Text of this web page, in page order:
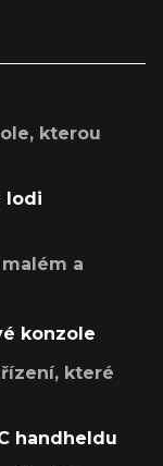
kterou
lodi
a
konzole
které
handheldu